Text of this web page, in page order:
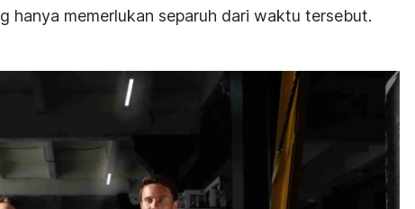
hanya memerlukan separuh dari waktu tersebut.